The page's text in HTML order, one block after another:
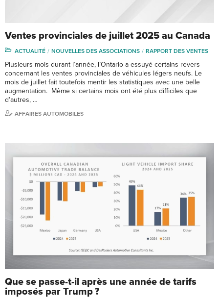
Ventes provinciales de juillet 2025 au Canada
ACTUALITÉ NOUVELLES DES ASSOCIATIONS RAPPORT DES VENTES
Plusieurs mois durant l’année, l’Ontario a essuyé certains revers
concernant les ventes provinciales de véhicules légers neufs. Le
mois de juillet fait toutefois mentir les statistiques avec une belle
augmentation. Même si certains mois ont été plus difficiles que
d’autres, …
AFFAIRES AUTOMOBILES
Que se passe-t-il après une année de tarifs
imposés par Trump ?